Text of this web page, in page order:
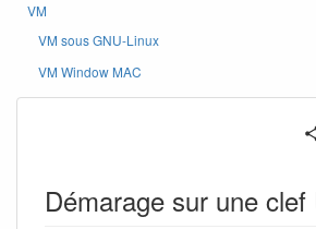
VM
VM sous GNU-Linux
VM Window MAC
Démarage sur une clef